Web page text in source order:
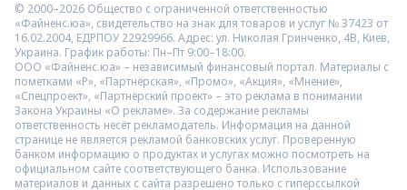
© 2000–2026 Общество с ограниченной ответственностью
«Файненс.юа», свидетельство на знак для товаров и услуг № 37423 от
16.02.2004, ЕДРПОУ 22929966. Адрес: ул. Николая Гринченко, 4В, Киев,
Украина. График работы: Пн–Пт 9:00–18:00.
ООО «Файненс.юа» – независимый финансовый портал. Материалы с
пометками «Р», «Партнёрская», «Промо», «Акция», «Мнение»,
«Спецпроект», «Партнёрский проект» – это реклама в понимании
Закона Украины «О рекламе». За содержание рекламы
ответственность несёт рекламодатель. Информация на данной
странице не является рекламой банковских услуг. Проверенную
банком информацию о продуктах и услугах можно посмотреть на
официальном сайте соответствующего банка. Использование
материалов и данных с сайта разрешено только с гиперссылкой